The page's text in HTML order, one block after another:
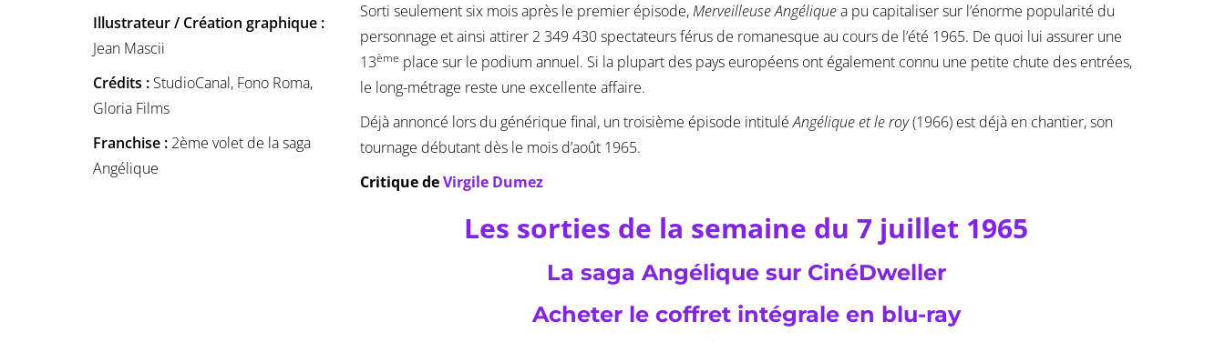
Illustrateur / Création graphique :
Jean Mascii
Crédits : StudioCanal, Fono Roma,
Gloria Films
Franchise : 2ème volet de la saga
Angélique
Sorti seulement six mois après le premier épisode,Merveilleuse Angéliquea pu capitaliser sur l’énorme popularité du
personnage et ainsi attirer 2 349 430 spectateurs férus de romanesque au cours de l’été 1965. De quoi lui assurer une
13ème place sur le podium annuel. Si la plupart des pays européens ont également connu une petite chute des entrées,
le long-métrage reste une excellente affaire.
Déjà annoncé lors du générique final, un troisième épisode intituléAngélique et le roy(1966) est déjà en chantier, son
tournage débutant dès le mois d’août 1965.
Critique deVirgile Dumez
Les sorties de la semaine du 7 juillet 1965
La saga Angélique sur CinéDweller
Acheter le coffret intégrale en blu-ray